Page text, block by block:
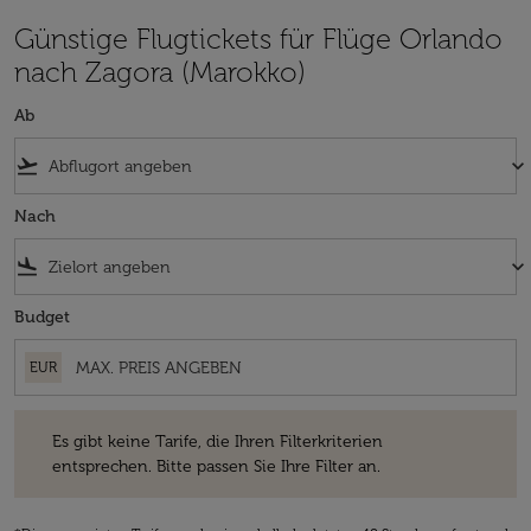
Günstige Flugtickets für Flüge Orlando
nach Zagora (Marokko)
Ab
flight_takeoff keyboard_arrow_down
Nach
flight_land keyboard_arrow_down
Budget
EUR
Es gibt keine Tarife, die Ihren Filterkriterien
entsprechen. Bitte passen Sie Ihre Filter an.